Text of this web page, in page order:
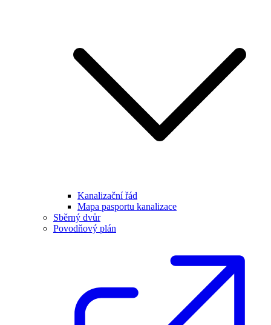
Kanalizační řád
Mapa pasportu kanalizace
Sběrný dvůr
Povodňový plán